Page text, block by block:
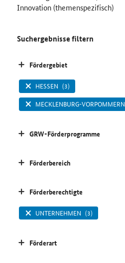
Innovation (themenspezifisch)
Suchergebnisse filtern
Fördergebiet
HESSEN (3)
MECKLENBURG-VORPOMMERN
GRW-Förderprogramme
Förderbereich
Förderberechtigte
UNTERNEHMEN (3)
Förderart